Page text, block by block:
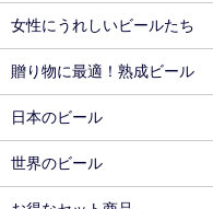
女性にうれしいビールたち
贈り物に最適！熟成ビール
日本のビール
世界のビール